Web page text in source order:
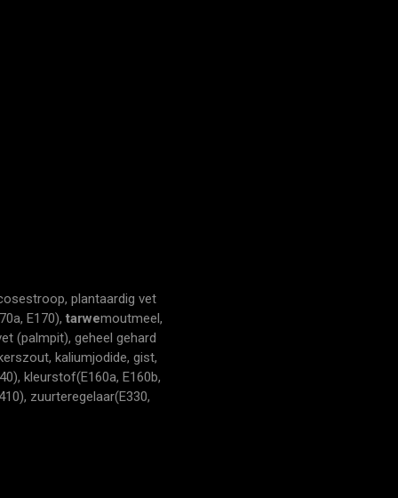
plantaardig vet
E170), tarwemoutmeel,
(palmpit), geheel gehard
kaliumjodide, gist,
kleurstof(E160a, E160b,
zuurteregelaar(E330,